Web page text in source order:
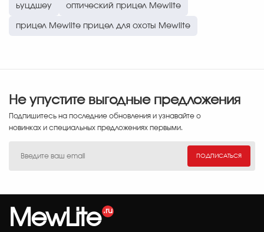
ьуцдшеу оптический прицел Mewlite
прицел Mewlite прицел для охоты Mewlite
Не упустите выгодные предложения
Подпишитесь на последние обновления и узнавайте о
новинках и специальных предложениях первыми.
ПОДПИСАТЬСЯ
MewLite